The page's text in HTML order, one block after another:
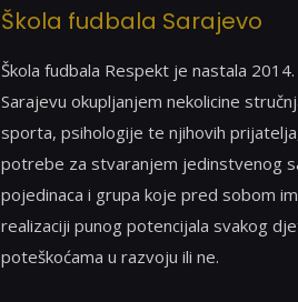
Škola fudbala Sarajevo
Škola fudbala Respekt je nastala
Sarajevu okupljanjem nekolicine
sporta, psihologije te njihovih
potrebe za stvaranjem jedinstvenog
pojedinaca i grupa koje pred sobom
realizaciji punog potencijala svakog
poteškoćama u razvoju ili ne.